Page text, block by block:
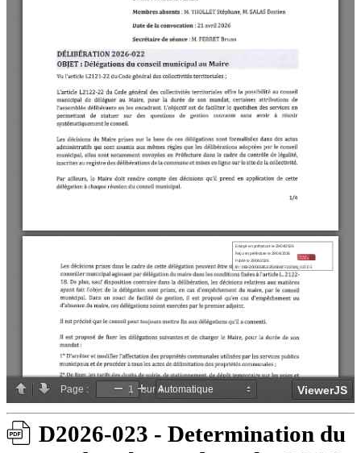
D2026-023 - Determination du